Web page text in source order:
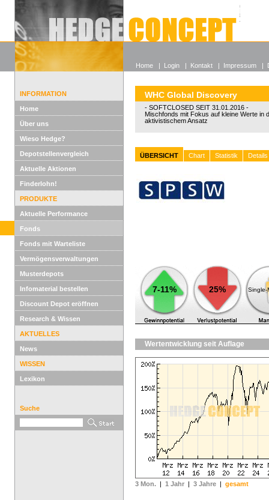
Alle
Wieso
INFORMATION
Home
Über uns
Wieso Hedge?
Depotstellenvergleich
Aktuelle Aktionen
Finderlohn!
PRODUKTE
Aktuelle Performance
Fonds
Fonds mit Warteliste
Vermögensverwaltungen
Musterdepots
Infomaterial bestellen
Discount Depot eröffnen
Research & Wissen
AKTUELLES
News
WISSEN
Lexikon
Suche
WHC Global Discovery
- SOFTCLOSED SEIT 31.01.2016 -
Mischfonds mit Fokus auf kleine Werte in
aktivistischem Ansatz
ÜBERSICHT Chart Statistik Details
7-11% 25% Single-
Wertentwicklung seit Auflage
3 Mon. | 1 Jahr | 3 Jahre | gesamt
Home | Login | Kontakt | Impressum |